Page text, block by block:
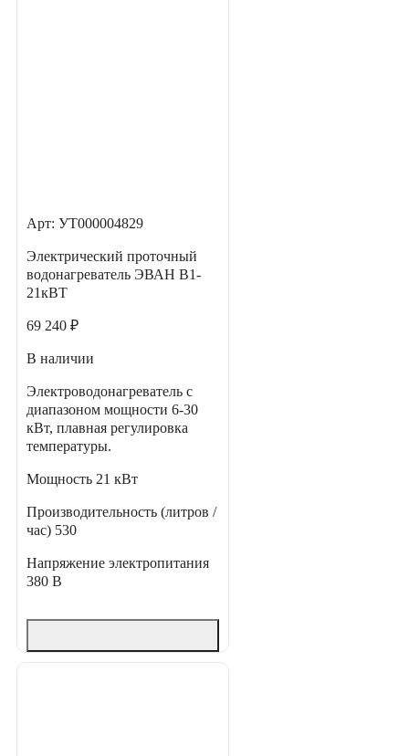
Арт: УТ000004829
Электрический проточный
водонагреватель ЭВАН В1-
21кВТ
69 240 ₽
В наличии
Электроводонагреватель с
диапазоном мощности 6-30
кВт, плавная регулировка
температуры.
Мощность 21 кВт
Производительность (литров /
час) 530
Напряжение электропитания
380 В